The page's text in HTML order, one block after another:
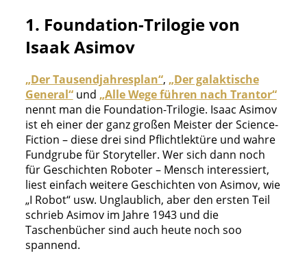
1. Foundation-Trilogie von
Isaak Asimov
„Der Tausendjahresplan“, „Der galaktische
General“und „Alle Wege führen nach Trantor“
nennt man die Foundation-Trilogie. Isaac Asimov
ist eh einer der ganz großen Meister der Science-
Fiction – diese drei sind Pflichtlektüre und wahre
Fundgrube für Storyteller. Wer sich dann noch
für Geschichten Roboter – Mensch interessiert,
liest einfach weitere Geschichten von Asimov, wie
„I Robot“ usw. Unglaublich, aber den ersten Teil
schrieb Asimov im Jahre 1943 und die
Taschenbücher sind auch heute noch soo
spannend.